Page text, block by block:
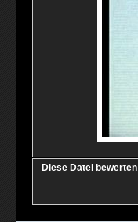
Diese Datei bewerten